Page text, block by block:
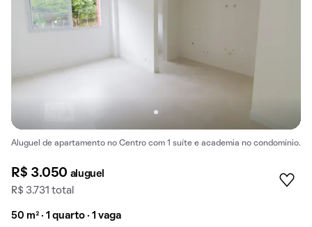
Aluguel de apartamento no Centro com 1 suíte e academia no condomínio.
R$ 3.050 aluguel
R$ 3.731 total
50 m² · 1 quarto · 1 vaga